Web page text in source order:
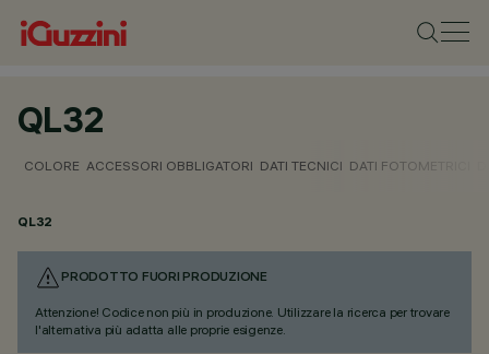
QL32
COLORE ACCESSORI OBBLIGATORI DATI TECNICI DATI FOTOMETRICI
QL32
PRODOTTO FUORI PRODUZIONE
Attenzione! Codice non più in produzione. Utilizzare la ricerca per trovare
l'alternativa più adatta alle proprie esigenze.